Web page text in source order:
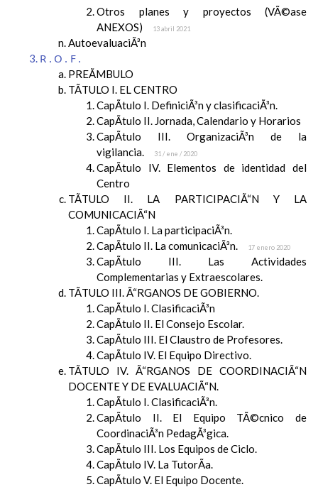
Otros planes y proyectos (VÃ©ase
ANEXOS)
13 abril 2021
AutoevaluaciÃ³n
R.O.F.
PREÃMBULO
TÃTULO I. EL CENTRO
CapÃ­tulo I. DefiniciÃ³n y clasificaciÃ³n.
CapÃ­tulo II. Jornada, Calendario y Horarios
CapÃ­tulo III. OrganizaciÃ³n de la
vigilancia.
31 / ene / 2020
CapÃ­tulo IV. Elementos de identidad del
Centro
TÃTULO II. LA PARTICIPACIÃ“N Y LA
COMUNICACIÃ“N
CapÃ­tulo I. La participaciÃ³n.
CapÃ­tulo II. La comunicaciÃ³n.
17 enero 2020
CapÃ­tulo III. Las Actividades
Complementarias y Extraescolares.
TÃTULO III. Ã“RGANOS DE GOBIERNO.
CapÃ­tulo I. ClasificaciÃ³n
CapÃ­tulo II. El Consejo Escolar.
CapÃ­tulo III. El Claustro de Profesores.
CapÃ­tulo IV. El Equipo Directivo.
TÃTULO IV. Ã“RGANOS DE COORDINACIÃ“N
DOCENTE Y DE EVALUACIÃ“N.
CapÃ­tulo I. ClasificaciÃ³n.
CapÃ­tulo II. El Equipo TÃ©cnico de
CoordinaciÃ³n PedagÃ³gica.
CapÃ­tulo III. Los Equipos de Ciclo.
CapÃ­tulo IV. La TutorÃ­a.
CapÃ­tulo V. El Equipo Docente.